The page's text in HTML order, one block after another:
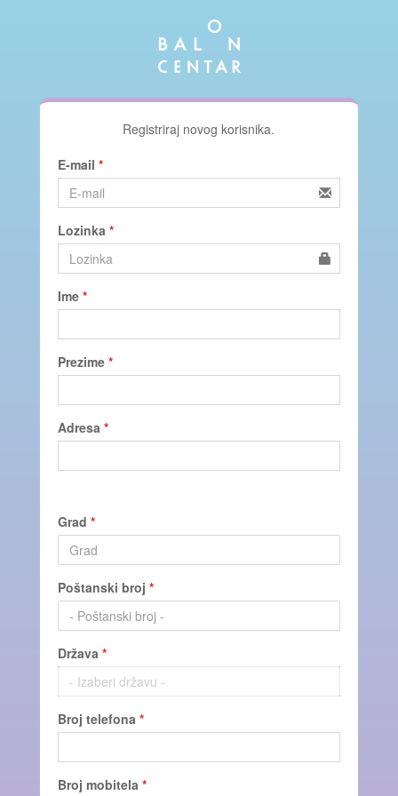
Registriraj novog korisnika.
E-mail *
Lozinka *
Ime *
Prezime *
Adresa *
Grad *
Poštanski broj *
Država *
Broj telefona *
Broj mobitela *